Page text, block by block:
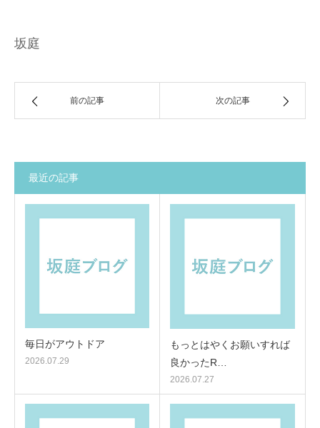
坂庭
前の記事 次の記事
最近の記事
毎日がアウトドア
2026.07.29
もっとはやくお願いすれば
良かったR…
2026.07.27